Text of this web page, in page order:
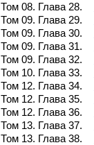
Том 08. Глава 28.
Том 09. Глава 29.
Том 09. Глава 30.
Том 09. Глава 31.
Том 09. Глава 32.
Том 10. Глава 33.
Том 12. Глава 34.
Том 12. Глава 35.
Том 12. Глава 36.
Том 13. Глава 37.
Том 13. Глава 38.